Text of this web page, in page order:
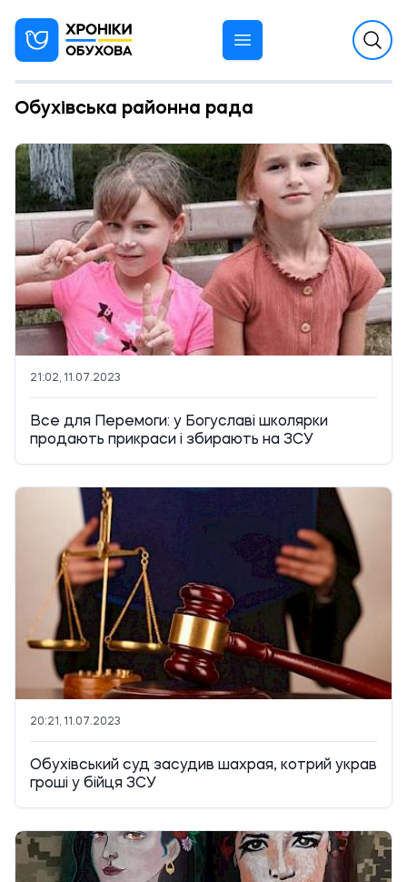
Обухівська районна рада
21:02, 11.07.2023
Все для Перемоги: у Богуславі школярки
продають прикраси і збирають на ЗСУ
20:21, 11.07.2023
Обухівський суд засудив шахрая, котрий украв
гроші у бійця ЗСУ